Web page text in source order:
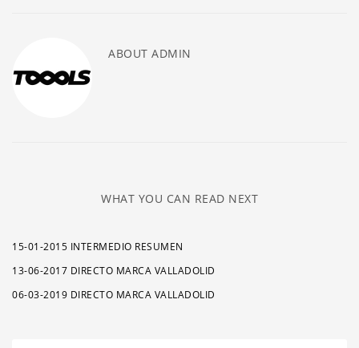
ABOUT ADMIN
WHAT YOU CAN READ NEXT
15-01-2015 INTERMEDIO RESUMEN
13-06-2017 DIRECTO MARCA VALLADOLID
06-03-2019 DIRECTO MARCA VALLADOLID